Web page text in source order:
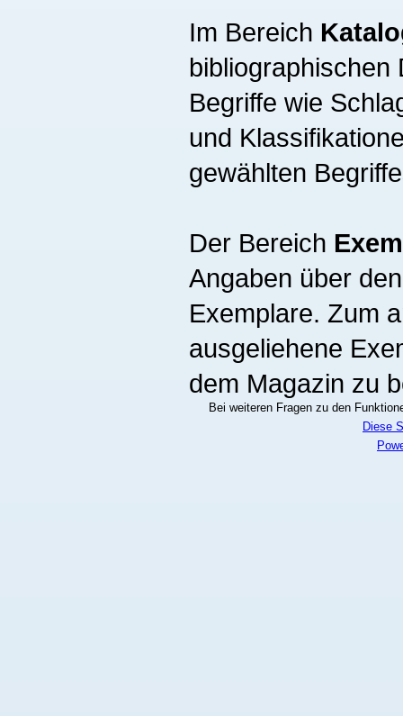
Im Bereich
bibliographischen
Begriffe wie
und
gewählten
Der Bereich
Angaben über
Exemplare. Zum
ausgeliehene
dem Magazin zu
Bei weiteren Fragen zu den
Diese